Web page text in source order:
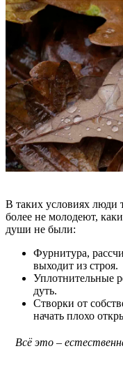
В таких условиях люди
более не молодеют,
души не были:
Фурнитура,
выходит из строя.
Уплотнительные
дуть.
Створки от
начать плохо
Всё это –